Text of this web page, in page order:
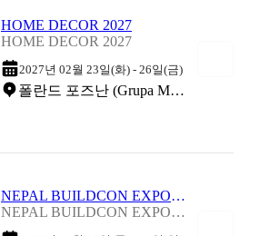
HOME DECOR 2027
HOME DECOR 2027
2027년 02월 23일(화) - 26일(금)
폴란드 포즈난 (Grupa MTP)
NEPAL BUILDCON EXPO 2027
NEPAL BUILDCON EXPO 2027